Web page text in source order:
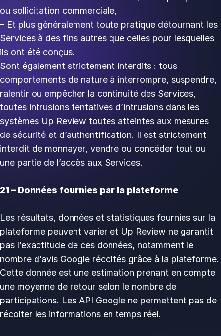
ou sollicitation commerciale, ‍
– Et plus généralement toute pratique détournant les
Services à des fins autres que celles pour lesquelles
ils ont été conçus. ‍
Sont également strictement interdits : tous
comportements de nature à interrompre, suspendre,
ralentir ou empêcher la continuité des Services,
toutes intrusions tentatives d’intrusions dans les
systèmes Up Review toutes atteintes aux mesures
de sécurité et d’authentification. Il est strictement
interdit de monnayer, vendre ou concéder tout ou
une partie de l’accès aux Services.
21 – Données fournies par la plateforme
Les résultats, données et statistiques fournies sur la
plateforme peuvent varier et Up Review ne garantit
pas l’exactitude de ces données, notamment le
nombre d’avis Google récoltés grâce à la plateforme.
Cette donnée est une estimation prenant en compte
une moyenne de retour selon le nombre de
participations. Les API Google ne permettent pas de
récolter les informations en temps réel.